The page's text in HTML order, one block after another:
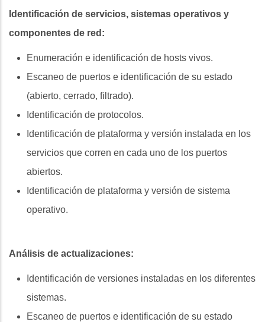
Identificación de servicios, sistemas operativos y
componentes de red:
Enumeración e identificación de hosts vivos.
Escaneo de puertos e identificación de su estado
(abierto, cerrado, filtrado).
Identificación de protocolos.
Identificación de plataforma y versión instalada en los
servicios que corren en cada uno de los puertos
abiertos.
Identificación de plataforma y versión de sistema
operativo.
Análisis de actualizaciones:
Identificación de versiones instaladas en los diferentes
sistemas.
Escaneo de puertos e identificación de su estado